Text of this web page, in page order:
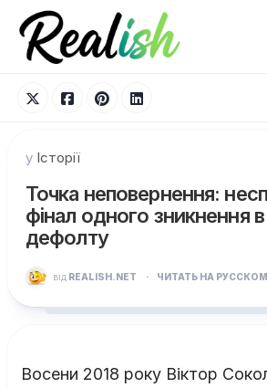
Перейти
вмісту
у Історії
Точка неповернення:
фінал одного зникнення
дефолту
від REALISH.NET · ЧИТАТЬ НА РУССКОМ
Восени 2018 року Віктор